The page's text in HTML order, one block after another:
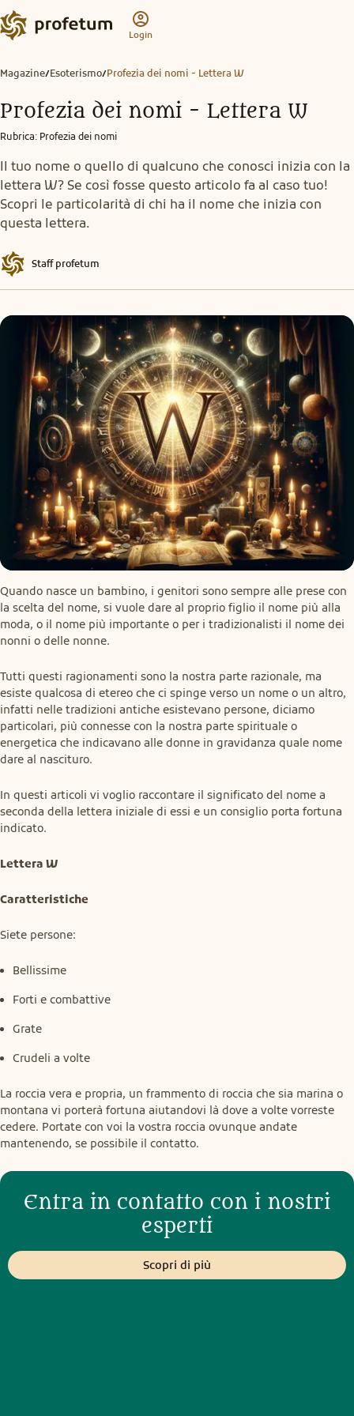
Login
Magazine/Esoterismo/Profezia dei nomi - Lettera W
Profezia dei nomi - Lettera W
Rubrica: Profezia dei nomi
Il tuo nome o quello di qualcuno che conosci inizia con la
lettera W? Se così fosse questo articolo fa al caso tuo!
Scopri le particolarità di chi ha il nome che inizia con
questa lettera.
Staff profetum
Quando nasce un bambino, i genitori sono sempre alle prese con
la scelta del nome, si vuole dare al proprio figlio il nome più alla
moda, o il nome più importante o per i tradizionalisti il nome dei
nonni o delle nonne.
Tutti questi ragionamenti sono la nostra parte razionale, ma
esiste qualcosa di etereo che ci spinge verso un nome o un altro,
infatti nelle tradizioni antiche esistevano persone, diciamo
particolari, più connesse con la nostra parte spirituale o
energetica che indicavano alle donne in gravidanza quale nome
dare al nascituro.
In questi articoli vi voglio raccontare il significato del nome a
seconda della lettera iniziale di essi e un consiglio porta fortuna
indicato.
Lettera W
Caratteristiche
Siete persone:
Bellissime
Forti e combattive
Grate
Crudeli a volte
La roccia vera e propria, un frammento di roccia che sia marina o
montana vi porterà fortuna aiutandovi là dove a volte vorreste
cedere. Portate con voi la vostra roccia ovunque andate
mantenendo, se possibile il contatto.
Entra in contatto con i nostri
esperti
Scopri di più